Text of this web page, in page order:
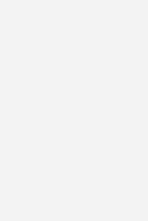
hat sich umgekehrt
dass bis zum Jahr 2009 die Betreiber von
kaum ihren selbst erzeugten Strom vor Ort
für die Einspeisung von Strom aus
die Kosten für den Strombezug aus dem
sich aber längst umgedreht. Inzwischen ist
dass vor allem Strom aus solaren
vor Ort genutzt wird. Im Gegenzug
immer teurer geworden.
Sektorkopplung
Sektorkopplung als Nutzungsmöglichkeit
wirtschaftlich motivierte Eigenverbrauch
stark an. Im Jahr 2012 – kurz nach
aufgrund der drastischen Kürzung